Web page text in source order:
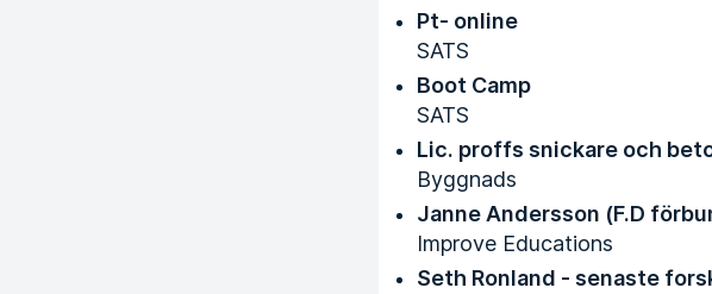
Pt- online
SATS
Boot Camp
SATS
Lic. proffs snickare och
Byggnads
Janne Andersson (F.D
Improve Educations
Seth Ronland - senaste